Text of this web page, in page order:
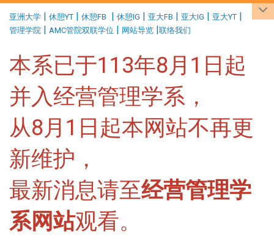
亚洲大学 | 休憩YT | 休憩FB | 休憩IG | 亚大FB | 亚大IG | 亚大YT |
管理学院 | AMC管院双联学位 | 网站导览 |联络我们
本系已于113年8月1日起
并入经营管理学系，
从8月1日起本网站不再更
新维护，
最新消息请至经营管理学
系网站观看。